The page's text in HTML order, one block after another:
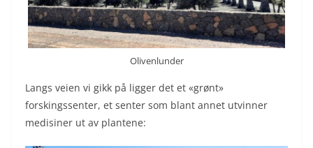
Olivenlunder
Langs veien vi gikk på ligger det et «grønt»
forskingssenter, et senter som blant annet utvinner
medisiner ut av plantene: